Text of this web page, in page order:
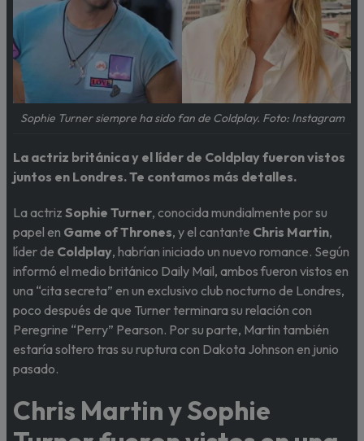
Sophie Turner siempre ha sido fan de Coldplay. Foto: Instagram
La actriz británica y el líder de Coldplay fueron vistos
juntos en Londres. Te contamos más detalles.
La actriz Sophie Turner, conocida mundialmente por su
papel en Game of Thrones, y el cantante Chris Martin,
líder de Coldplay, habrían iniciado un nuevo romance. Según
informó el medio británico Daily Mail, ambos fueron vistos en
una “cita secreta” en un exclusivo club nocturno de Londres,
poco después de que Turner terminara su relación con
Peregrine “Perry” Pearson. Por su parte, Martin también
estaría soltero tras su ruptura con Dakota Johnson en junio
pasado.
Chris Martin y Sophie